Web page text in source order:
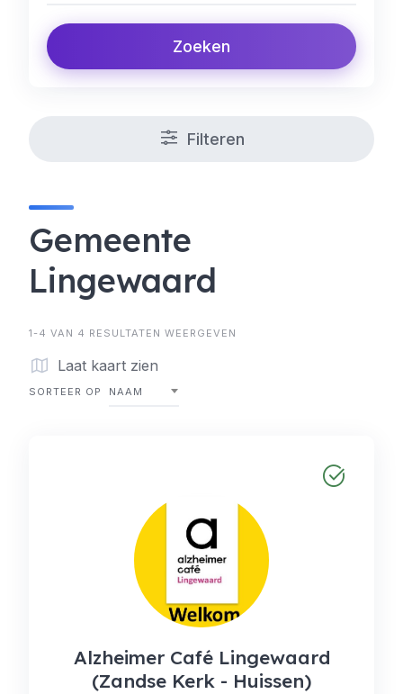
Zoeken
Filteren
Gemeente
Lingewaard
1-4 VAN 4 RESULTATEN WEERGEVEN
Laat kaart zien
SORTEER OP NAAM
Alzheimer Café Lingewaard
(Zandse Kerk - Huissen)